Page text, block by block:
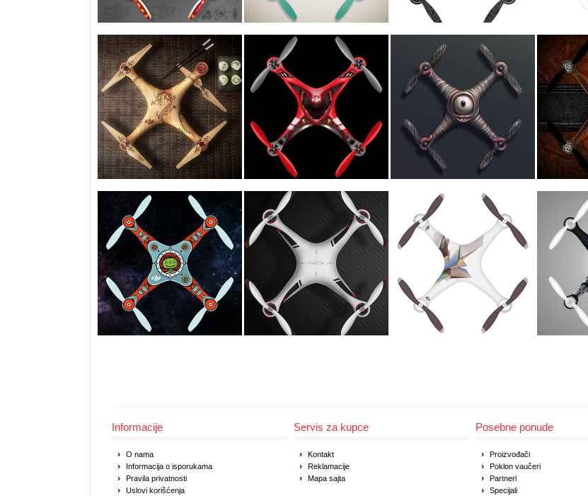
Informacije
O nama
Informacija o isporukama
Pravila privatnosti
Uslovi korišćenja
Servis za kupce
Kontakt
Reklamacije
Mapa sajta
Posebne ponude
Proizvođači
Poklon vaučeri
Partneri
Specijali